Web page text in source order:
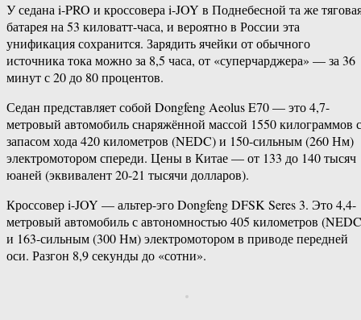
У седана i-PRO и кроссовера i-JOY в Поднебесной та же
батарея на 53 киловатт-часа, и вероятно в России эта
унификация сохранится. Зарядить ячейки от обычного
источника тока можно за 8,5 часа, от «суперчарджера» — за 36
минут с 20 до 80 процентов.
Седан представляет собой Dongfeng Aeolus E70 — это 4,7-
метровый автомобиль снаряжённой массой 1550 килограммов с
запасом хода 420 километров (NEDC) и 150-сильным (260 Нм)
электромотором спереди. Цены в Китае — от 133 до 140 тысяч
юаней (эквивалент 20-21 тысячи долларов).
Кроссовер i-JOY — альтер-эго Dongfeng DFSK Seres 3. Это 4,4-
метровый автомобиль с автономностью 405 километров
и 163-сильным (300 Нм) электромотором в приводе передней
оси. Разгон 8,9 секунды до «сотни».